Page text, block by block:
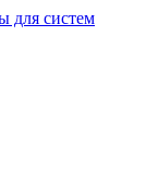
для систем